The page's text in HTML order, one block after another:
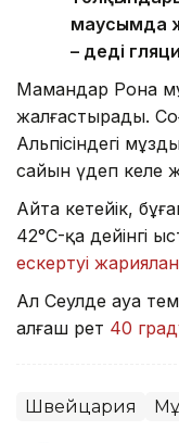
маусымда
– деді
Мамандар Рона
жалғастырады.
Альпісіндегі
сайын үдеп келе
Айта кетейік,
42°C-қа дейінгі
ескертуі
Ал Сеулде ауа
алғаш рет 40
Швейцария